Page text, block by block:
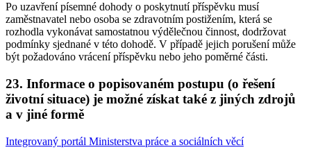
Po uzavření písemné dohody o poskytnutí příspěvku musí
zaměstnavatel nebo osoba se zdravotním postižením, která se
rozhodla vykonávat samostatnou výdělečnou činnost, dodržovat
podmínky sjednané v této dohodě. V případě jejich porušení může
být požadováno vrácení příspěvku nebo jeho poměrné části.
23. Informace o popisovaném postupu (o řešení
životní situace) je možné získat také z jiných zdrojů
a v jiné formě
Integrovaný portál Ministerstva práce a sociálních věcí